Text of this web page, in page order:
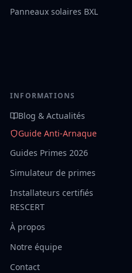
Panneaux solaires BXL
INFORMATIONS
Blog & Actualités
Guide Anti-Arnaque
Guides Primes 2026
Simulateur de primes
Installateurs certifiés
RESCERT
À propos
Notre équipe
Contact